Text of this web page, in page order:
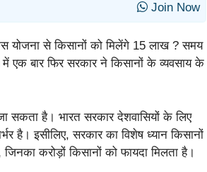
Join Now
योजना से किसानों को मिलेंगे 15 लाख ? समय
एक बार फिर सरकार ने किसानों के व्यवसाय के
है। भारत सरकार देशवासियों के लिए
इसीलिए, सरकार का विशेष ध्यान किसानों
करोड़ों किसानों को फायदा मिलता है।